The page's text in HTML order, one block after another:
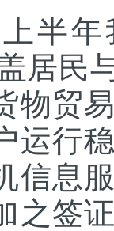
年
居民
物贸
运行
信息
之签